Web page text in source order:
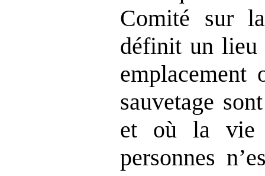
Comité sur
définit un lieu
emplacement
sauvetage
et où la vie
personnes